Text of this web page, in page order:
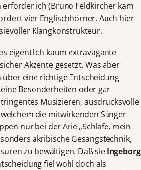
(Bruno Feldkircher kam
vier Englischhörner. Auch hier
Klangkonstrukteur.
eigentlich kaum extravagante
Akzente gesetzt. Was aber
eine richtige Entscheidung
Besonderheiten oder gar
Musizieren, ausdrucksvolle
die mitwirkenden Sänger
nur bei der Arie „Schlafe, mein
akribische Gesangstechnik,
zu bewältigen. Daß sie Ingeborg
fiel wohl doch als